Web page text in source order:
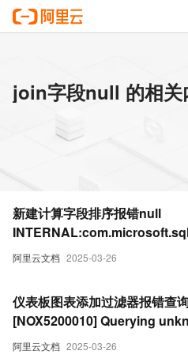
join字段null 的相关
阿里云文档 2025-03-26
新建计算字段排序报错null
ivide by zero error
阿里云文档 2025-03-26
仪表板图表添加过滤器报错查
[NOX5200010] Querying